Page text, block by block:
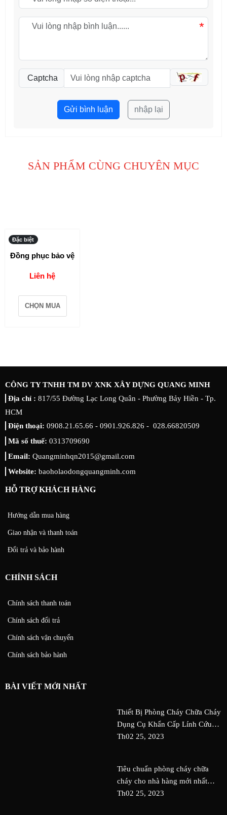
*
Captcha
Gửi bình luận nhập lại
SẢN PHẨM CÙNG CHUYÊN MỤC
Đặc biệt
Đồng phục bảo vệ
Liên hệ
CHỌN MUA
CÔNG TY TNHH TM DV XNK XÂY DỰNG QUANG MINH
Địa chỉ : 817/55 Đường Lạc Long Quân - Phường Bảy Hiền - Tp.
HCM
Điện thoại: 0908.21.65.66 - 0901.926.826 - 028.66820509
Mã số thuế: 0313709690
Email: Quangminhqn2015@gmail.com
Website: baoholaodongquangminh.com
HỖ TRỢ KHÁCH HÀNG
Hướng dẫn mua hàng
Giao nhận và thanh toán
Đổi trả và bảo hành
CHÍNH SÁCH
Chính sách thanh toán
Chính sách đổi trả
Chính sách vận chuyển
Chính sách bảo hành
BÀI VIẾT MỚI NHẤT
Thiết Bị Phòng Cháy Chữa Cháy
Dụng Cụ Khẩn Cấp Lính Cứu
Hỏa An Toàn Nguy Cơ Tai Nạn
Th02 25, 2023
Tiêu chuẩn phòng cháy chữa
cháy cho nhà hàng mới nhất
QDC Design & Build
Th02 25, 2023